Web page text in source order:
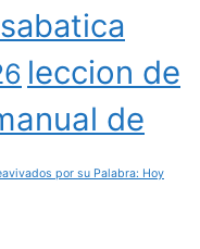
leccion de
de
por su Palabra: Hoy